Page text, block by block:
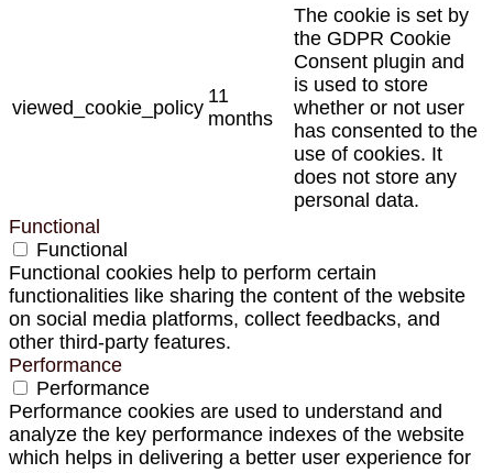
viewed_cookie_policy
11
months
The cookie is set by
the GDPR Cookie
Consent plugin and
is used to store
whether or not user
has consented to the
use of cookies. It
does not store any
personal data.
Functional
Functional
Functional cookies help to perform certain
functionalities like sharing the content of the website
on social media platforms, collect feedbacks, and
other third-party features.
Performance
Performance
Performance cookies are used to understand and
analyze the key performance indexes of the website
which helps in delivering a better user experience for